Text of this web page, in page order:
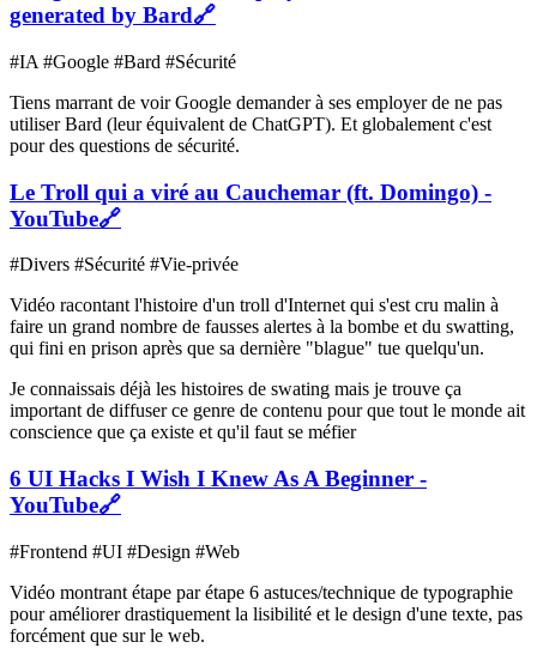
generated by Bard🔗
#IA #Google #Bard #Sécurité
Tiens marrant de voir Google demander à ses employer de ne pas
utiliser Bard (leur équivalent de ChatGPT). Et globalement c'est
pour des questions de sécurité.
Le Troll qui a viré au Cauchemar (ft. Domingo) -
YouTube🔗
#Divers #Sécurité #Vie-privée
Vidéo racontant l'histoire d'un troll d'Internet qui s'est cru malin à
faire un grand nombre de fausses alertes à la bombe et du swatting,
qui fini en prison après que sa dernière "blague" tue quelqu'un.
Je connaissais déjà les histoires de swating mais je trouve ça
important de diffuser ce genre de contenu pour que tout le monde ait
conscience que ça existe et qu'il faut se méfier
6 UI Hacks I Wish I Knew As A Beginner -
YouTube🔗
#Frontend #UI #Design #Web
Vidéo montrant étape par étape 6 astuces/technique de typographie
pour améliorer drastiquement la lisibilité et le design d'une texte, pas
forcément que sur le web.